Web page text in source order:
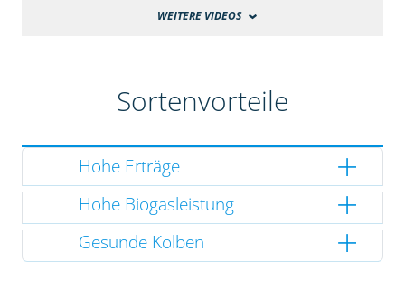
WEITERE VIDEOS
Sortenvorteile
Hohe Erträge
Hohe Biogasleistung
Gesunde Kolben